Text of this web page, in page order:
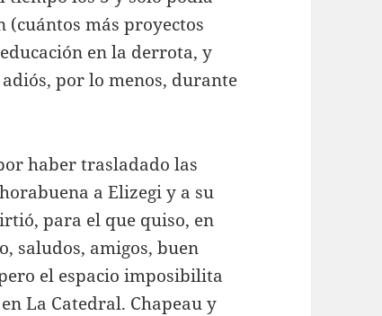
(cuántos más proyectos
en la derrota, y
por lo menos, durante
haber trasladado las
a Elizegi y a su
para el que quiso, en
saludos, amigos, buen
el espacio imposibilita
La Catedral. Chapeau y